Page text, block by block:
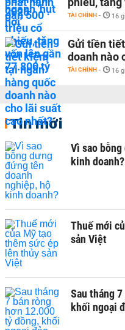
TÀI CHÍNH - 16
Gửi tiền
doanh nào
TÀI CHÍNH - 16
Tin mới
Vì sao
kinh doanh?
Thuế mới
sản Việt
Sau tháng
khối ngoại